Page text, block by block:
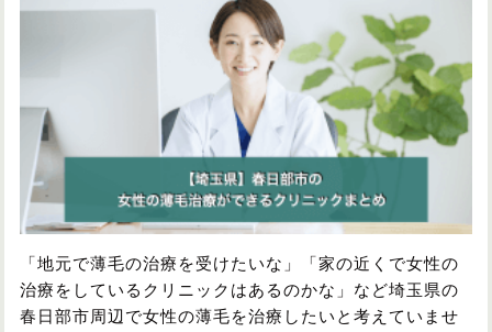
発毛
円形脱毛症
お問い合わせ
「地元で薄毛の治療を受けたいな」「家の近くで女性の
治療をしているクリニックはあるのかな」など埼玉県の
春日部市周辺で女性の薄毛を治療したいと考えていませ
ふけ
円形脱毛症 女性の薄毛
対策・アイテムから記事を探す
かつら・ヴィッグ シャンプー